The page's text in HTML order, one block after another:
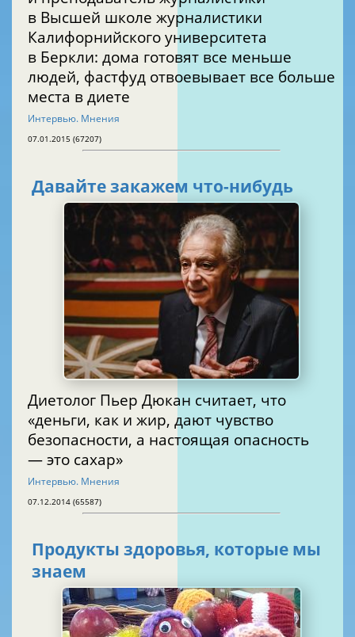
в Высшей школе журналистики
Калифорнийского университета
в Беркли: дома готовят все меньше
людей, фастфуд отвоевывает все больше
места в диете
Интервью. Мнения
07.01.2015 (67207)
Давайте закажем что-нибудь
Диетолог Пьер Дюкан считает, что
«деньги, как и жир, дают чувство
безопасности, а настоящая опасность
— это сахар»
Интервью. Мнения
07.12.2014 (65587)
Продукты здоровья, которые мы
знаем